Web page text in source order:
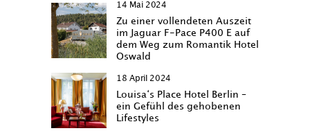
14 Mai 2024
Zu einer vollendeten Auszeit
im Jaguar F-Pace P400 E auf
dem Weg zum Romantik Hotel
Oswald
18 April 2024
Louisa‘s Place Hotel Berlin –
ein Gefühl des gehobenen
Lifestyles